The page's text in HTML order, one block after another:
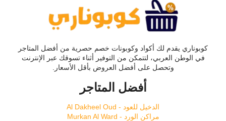
كوبوناري يقدم لك أكواد وكوبونات خصم حصرية من أفضل المتاجر
في الوطن العربي، لتتمكن من التوفير أثناء تسوقك عبر الإنترنت
وتحصل على أفضل العروض بأقل الأسعار.
أفضل المتاجر
الدخيل للعود - Al Dakheel Oud
مراكن الورد - Murkan Al Ward